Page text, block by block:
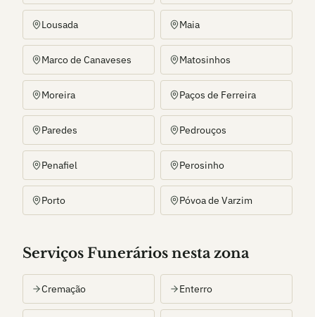
Lousada Maia
Marco de Canaveses Matosinhos
Moreira Paços de Ferreira
Paredes Pedrouços
Penafiel Perosinho
Porto Póvoa de Varzim
Serviços Funerários nesta zona
Cremação Enterro